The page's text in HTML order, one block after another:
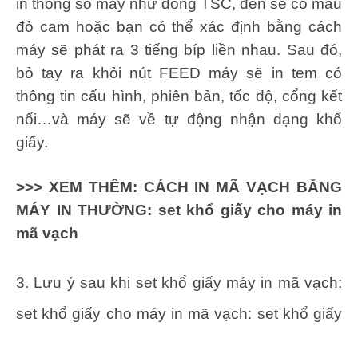
đỏ cam hoặc bạn có thể xác định bằng cách
máy sẽ phát ra 3 tiếng bíp liền nhau. Sau đó,
bỏ tay ra khỏi nút FEED máy sẽ in tem có
thông tin cấu hình, phiên bản, tốc độ, cổng kết
nối…và máy sẽ về tự động nhận dạng khổ
giấy.
>>> XEM THÊM: CÁCH IN MÃ VẠCH BẰNG
MÁY IN THƯỜNG: set khổ giấy cho máy in
mã vạch
3. Lưu ý sau khi set khổ giấy máy in mã vạch:
set khổ giấy cho máy in mã vạch: set khổ giấy